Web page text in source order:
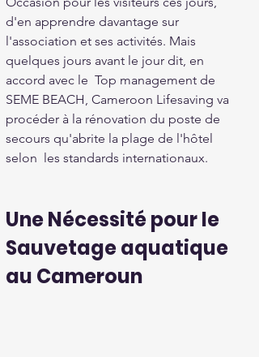
d'en apprendre davantage sur
l'association et ses activités. Mais
quelques jours avant le jour dit, en
accord avec le  Top management de
SEME BEACH, Cameroon Lifesaving va
procéder à la rénovation du poste de
secours qu'abrite la plage de l'hôtel
selon  les standards internationaux.
Une Nécessité pour le
Sauvetage aquatique
au Cameroun